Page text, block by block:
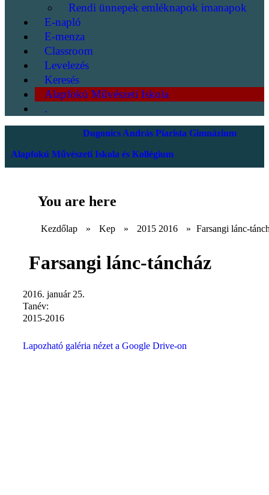
Rendi ünnepek emléknapok imanapok
E-napló
E-menza
Classroom
Levelezés
Keresés
Alapfokú Művészeti Iskola
.
Dugonics András Piarista Gimnázium
Alapfokú Művészeti Iskola és Kollégium
You are here
Kezdőlap » Kep » 2015 2016 » Farsangi lánc-
Farsangi lánc-táncház
2016. január 25.
Tanév:
2015-2016
Lapozható galéria nézet a Google Drive-on